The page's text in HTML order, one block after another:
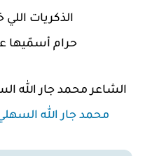
الذكريات
حرام أسمّيها
الشاعر محمد جار الله
محمد جار الله